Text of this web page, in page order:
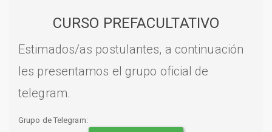
CURSO PREFACULTATIVO
Estimados/as postulantes, a continuación
les presentamos el grupo oficial de
telegram.
Grupo de Telegram: